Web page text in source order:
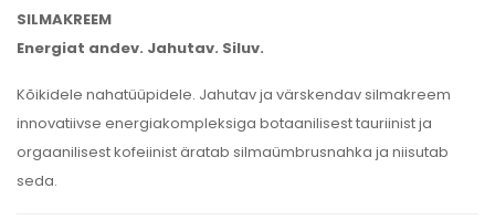
SILMAKREEM
Energiat andev. Jahutav. Siluv.
Kõikidele nahatüüpidele. Jahutav ja värskendav silmakreem
innovatiivse energiakompleksiga botaanilisest tauriinist ja
orgaanilisest kofeiinist äratab silmaümbrusnahka ja niisutab
seda.